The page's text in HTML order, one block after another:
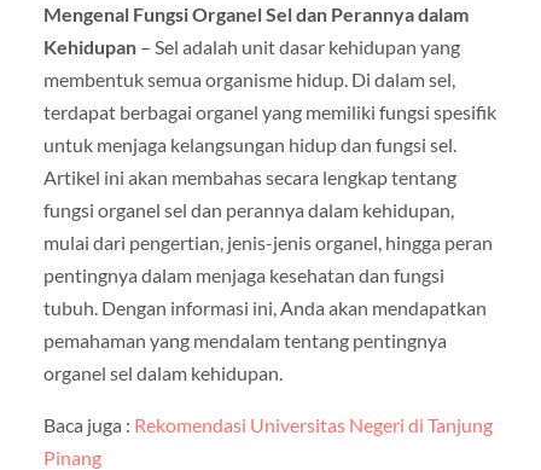
Mengenal Fungsi Organel Sel dan Perannya dalam
Kehidupan– Sel adalah unit dasar kehidupan yang
membentuk semua organisme hidup. Di dalam sel,
terdapat berbagai organel yang memiliki fungsi spesifik
untuk menjaga kelangsungan hidup dan fungsi sel.
Artikel ini akan membahas secara lengkap tentang
fungsi organel sel dan perannya dalam kehidupan,
mulai dari pengertian, jenis-jenis organel, hingga peran
pentingnya dalam menjaga kesehatan dan fungsi
tubuh. Dengan informasi ini, Anda akan mendapatkan
pemahaman yang mendalam tentang pentingnya
organel sel dalam kehidupan.
Baca juga : Rekomendasi Universitas Negeri di Tanjung
Pinang